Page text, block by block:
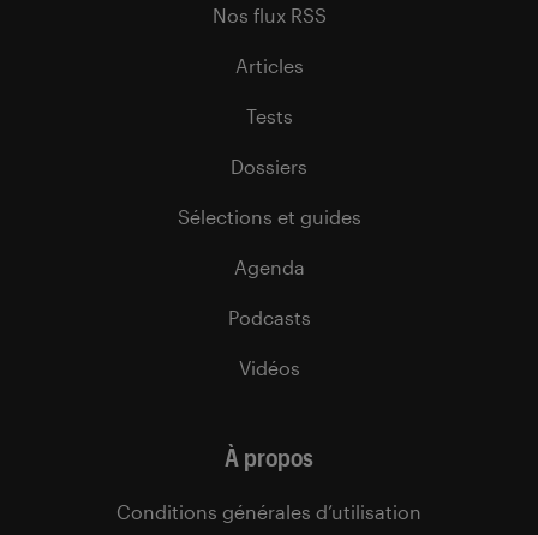
Nos flux RSS
Articles
Tests
Dossiers
Sélections et guides
Agenda
Podcasts
Vidéos
À propos
Conditions générales d’utilisation